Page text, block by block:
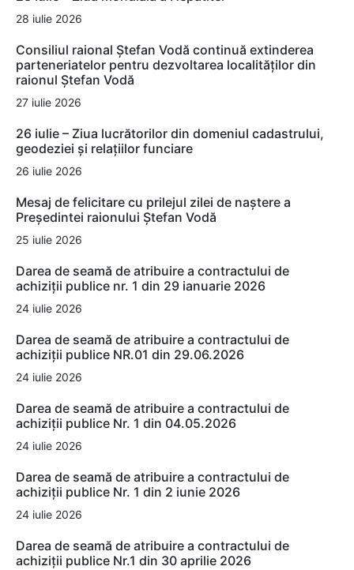
28 iulie 2026
Consiliul raional Ștefan Vodă continuă extinderea
parteneriatelor pentru dezvoltarea localităților din
raionul Ștefan Vodă
27 iulie 2026
26 iulie – Ziua lucrătorilor din domeniul cadastrului,
geodeziei și relațiilor funciare
26 iulie 2026
Mesaj de felicitare cu prilejul zilei de naștere a
Președintei raionului Ștefan Vodă
25 iulie 2026
Darea de seamă de atribuire a contractului de
achiziții publice nr. 1 din 29 ianuarie 2026
24 iulie 2026
Darea de seamă de atribuire a contractului de
achiziții publice NR.01 din 29.06.2026
24 iulie 2026
Darea de seamă de atribuire a contractului de
achiziții publice Nr. 1 din 04.05.2026
24 iulie 2026
Darea de seamă de atribuire a contractului de
achiziții publice Nr. 1 din 2 iunie 2026
24 iulie 2026
Darea de seamă de atribuire a contractului de
achiziții publice Nr.1 din 30 aprilie 2026